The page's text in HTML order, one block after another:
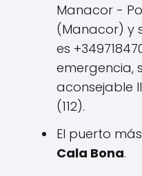
Manacor -
(Manacor) y
es
emergencia,
aconsejable
(112).
El puerto
Cala Bona.